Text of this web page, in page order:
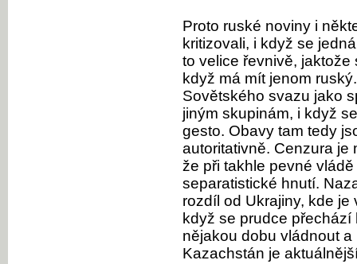
Proto ruské noviny i
kritizovali, i když se
to velice řevnivě,
když má mít jenom
Sovětského svazu jako
jiným skupinám, i když
gesto. Obavy tam tedy
autoritativně. Cenzura je
že při takhle pevné
separatistické hnutí.
rozdíl od Ukrajiny, kde
když se prudce
nějakou dobu vládnout
Kazachstán je